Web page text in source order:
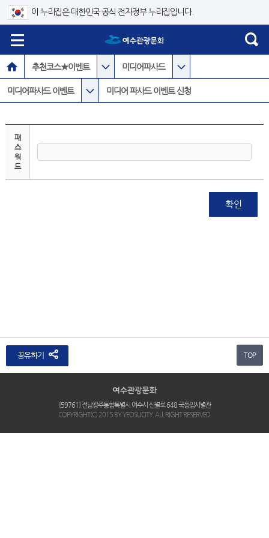
이 누리집은 대한민국 공식 전자정부 누리집입니다.
추천코스★이벤트 미디어파사드
미디어파사드 이벤트 미디어 파사드 이벤트 신청
패
스
워
드
확인
공유하기 TOP
[59761] 전남광주통합특별시 여수시 신월로 648 국동임시별관
COPYRIGHT(C) 2015 BY YEOSUCITY. ALL RIGHT RESERVED.